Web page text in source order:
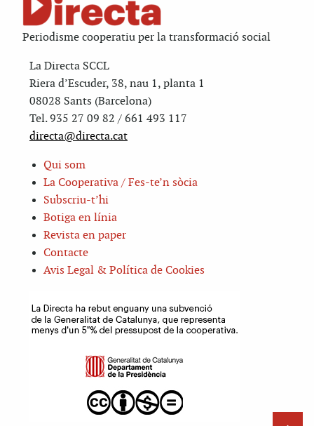
Periodisme cooperatiu per la transformació social
La Directa SCCL
Riera d’Escuder, 38, nau 1, planta 1
08028 Sants (Barcelona)
Tel. 935 27 09 82 / 661 493 117
directa@directa.cat
Qui som
La Cooperativa / Fes-te’n sòcia
Subscriu-t’hi
Botiga en línia
Revista en paper
Contacte
Avis Legal & Política de Cookies